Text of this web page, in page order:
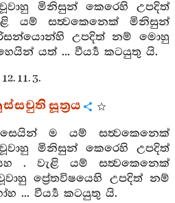
මිනිසුන් කෙරෙහි උපදිත්
යම් සත්‍වකෙනෙක් මිනිසුන්
උපදිත් නම් මොහු
යත් ... වීර්‍ය්‍ය කටයුතු යි.
12. 11. 3.
සූත්‍රය
ම යම් සත්‍වකෙනෙක්
මිනිසුන් කෙරෙහි උපදිත්
. වැළි යම් සත්‍වකෙනෙක්
ප්‍රේතවිෂයෙහි උපදිත් නම්
... වීර්‍ය්‍ය කටයුතු යි.